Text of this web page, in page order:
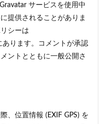
サービスを使用中
提供されることがありま
シーは
ります。コメントが承認
ントとともに一般公開さ
、位置情報 (EXIF GPS) を